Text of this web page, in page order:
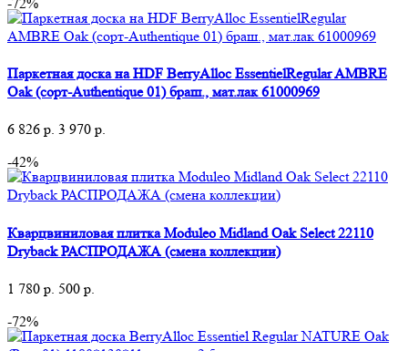
Паркетная доска на HDF BerryAlloc EssentielRegular AMBRE
Oak (сорт-Authentique 01) браш., мат.лак 61000969
6 826 р. 3 970 р.
-42%
Кварцвиниловая плитка Moduleo Midland Oak Select 22110
Dryback РАСПРОДАЖА (смена коллекции)
1 780 р. 500 р.
-72%